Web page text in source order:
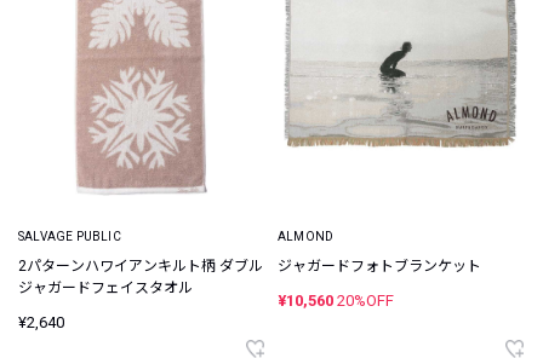
SALVAGE PUBLIC
2パターンハワイアンキルト柄 ダブル
ジャガードフェイスタオル
¥2,640
ALMOND
ジャガードフォトブランケット
¥10,560 20%OFF